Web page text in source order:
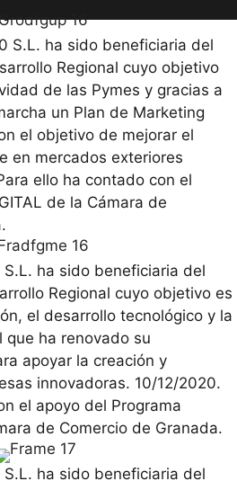
S.L. ha sido beneficiaria del
Regional cuyo objetivo
de las Pymes y gracias a
un Plan de Marketing
el objetivo de mejorar el
en mercados exteriores
ello ha contado con el
de la Cámara de
S.L. ha sido beneficiaria del
Regional cuyo objetivo es
el desarrollo tecnológico y la
que ha renovado su
apoyar la creación y
innovadoras. 10/12/2020.
el apoyo del Programa
de Comercio de Granada.
S.L. ha sido beneficiaria del